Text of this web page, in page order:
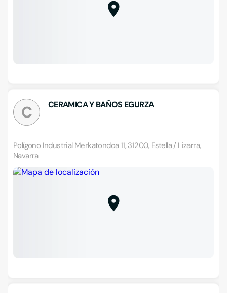
C CERAMICA Y BAÑOS EGURZA
Polígono Industrial Merkatondoa 11, 31200, Estella / Lizarra,
Navarra